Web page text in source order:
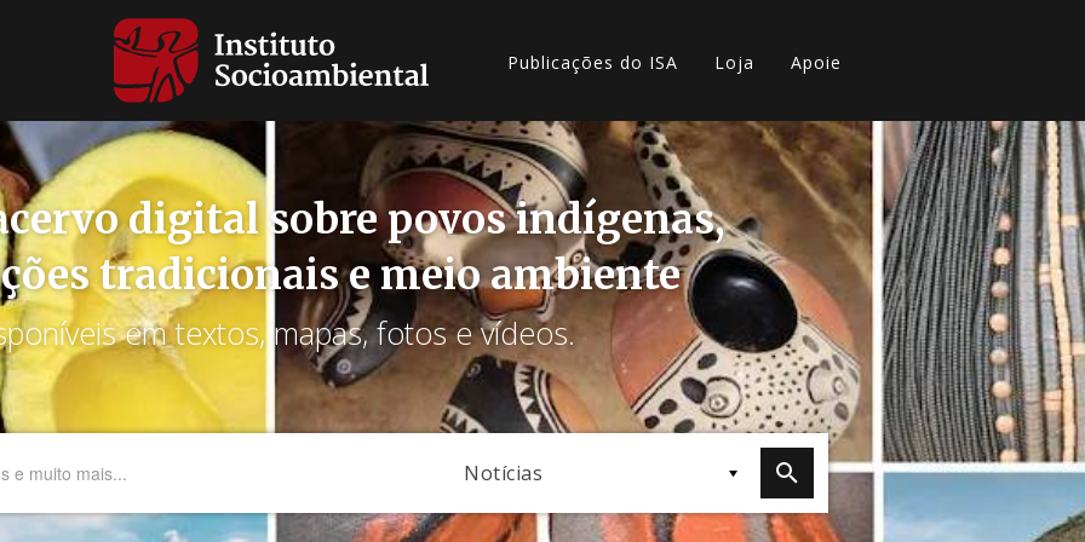
Publicações do ISA Loja Apoie
digital sobre povos indígenas,
tradicionais e meio ambiente
em textos, mapas, fotos e vídeos.
Notícias